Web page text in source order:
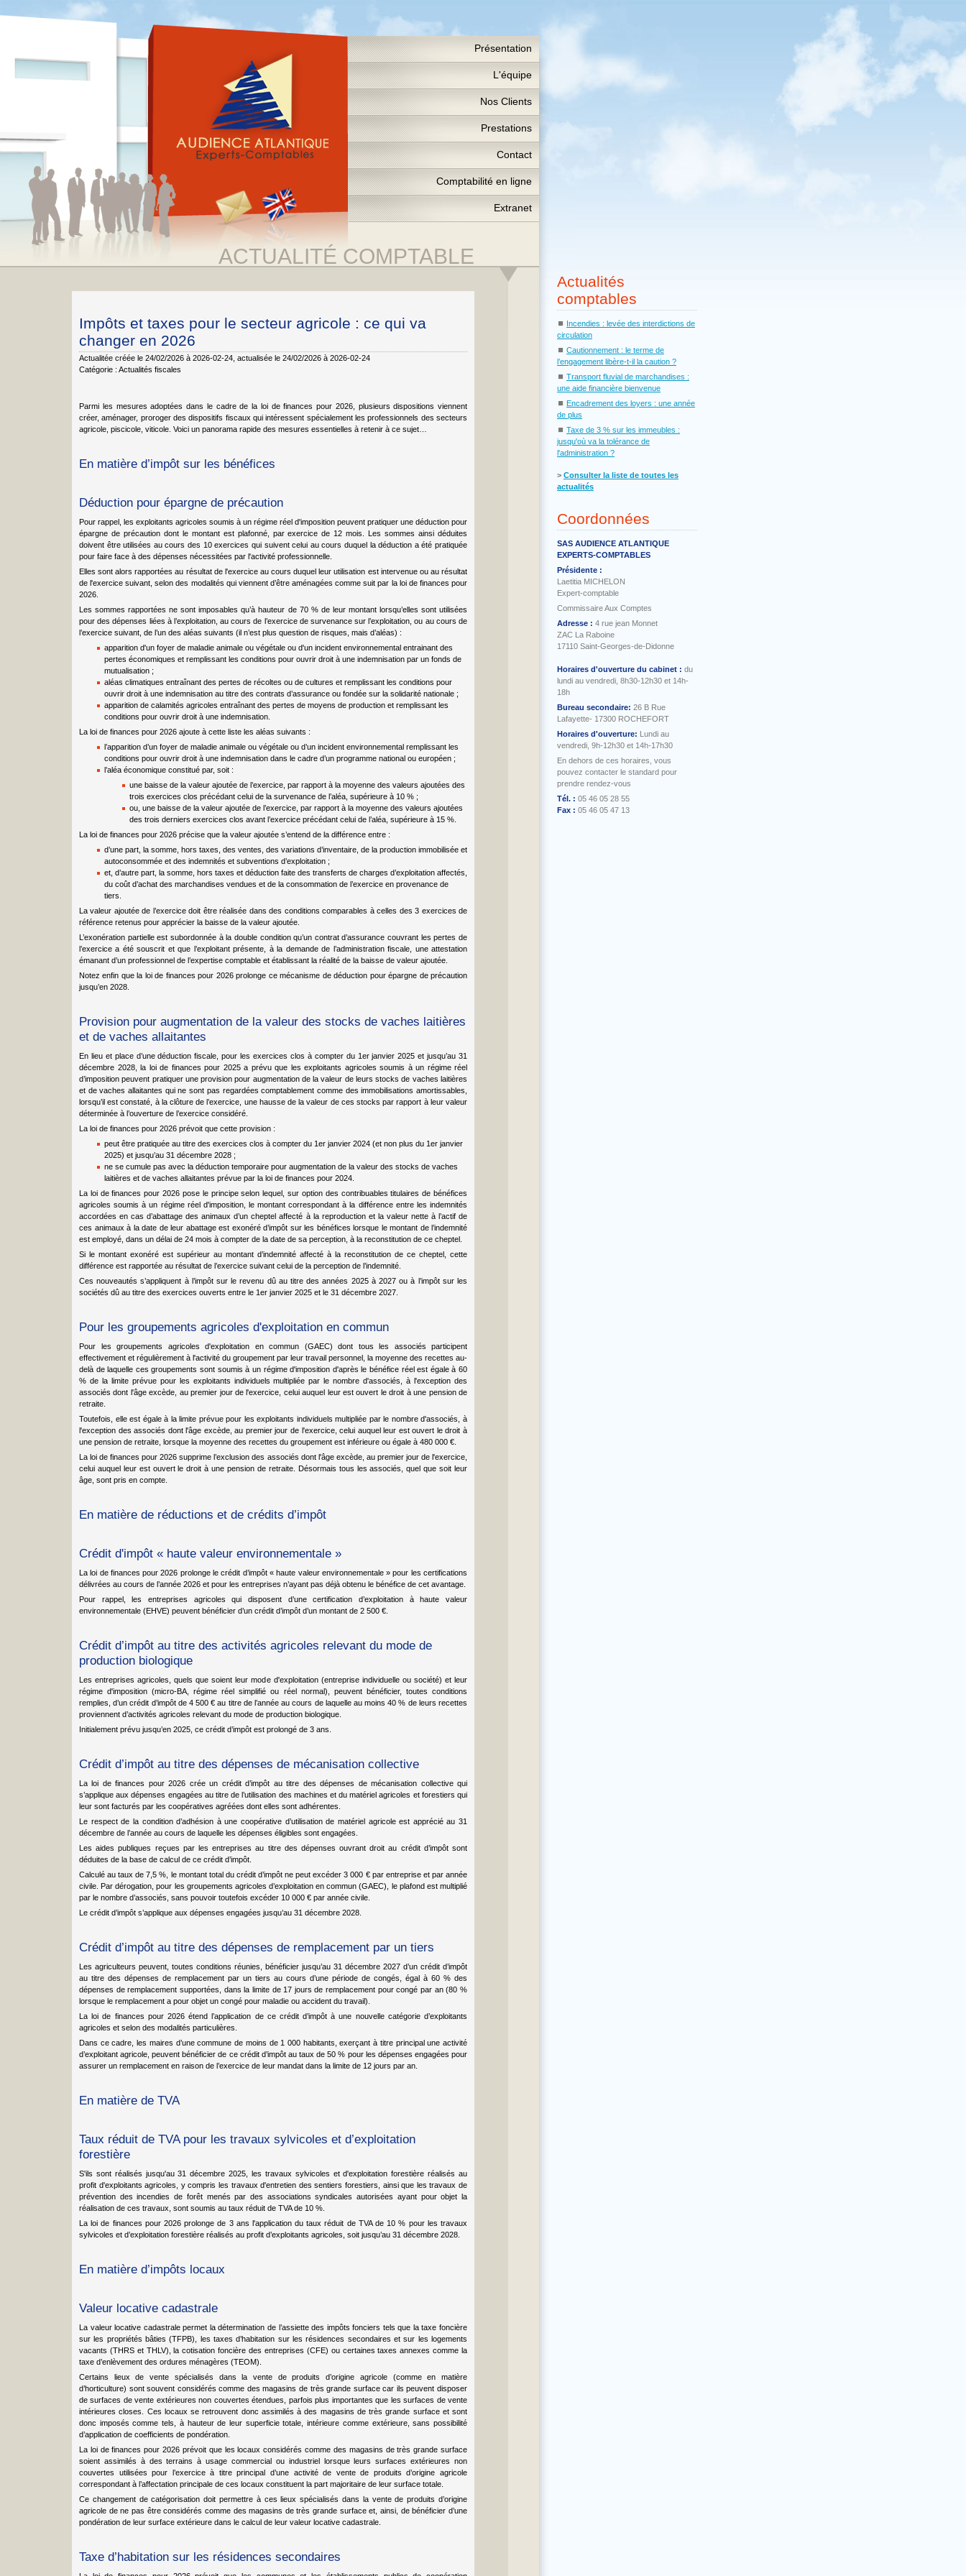
Présentation
L'équipe
Nos Clients
Prestations
Contact
Comptabilité en ligne
Extranet
ACTUALITÉ COMPTABLE
Impôts et taxes pour le secteur agricole : ce qui va
changer en 2026
Actualitée créée le 24/02/2026 à 2026-02-24 , actualisée le 24/02/2026 à 2026-02-24
Catégorie : Actualités fiscales
Parmi les mesures adoptées dans le cadre de la loi de finances pour 2026, plusieurs dispositions viennent
créer, aménager, proroger des dispositifs fiscaux qui intéressent spécialement les professionnels des secteurs
agricole, piscicole, viticole. Voici un panorama rapide des mesures essentielles à retenir à ce sujet…
En matière d’impôt sur les bénéfices
Déduction pour épargne de précaution
Pour rappel, les exploitants agricoles soumis à un régime réel d'imposition peuvent pratiquer une déduction pour
épargne de précaution dont le montant est plafonné, par exercice de 12 mois. Les sommes ainsi déduites
doivent être utilisées au cours des 10 exercices qui suivent celui au cours duquel la déduction a été pratiquée
pour faire face à des dépenses nécessitées par l'activité professionnelle.
Elles sont alors rapportées au résultat de l'exercice au cours duquel leur utilisation est intervenue ou au résultat
de l'exercice suivant, selon des modalités qui viennent d’être aménagées comme suit par la loi de finances pour
2026.
Les sommes rapportées ne sont imposables qu’à hauteur de 70 % de leur montant lorsqu’elles sont utilisées
pour des dépenses liées à l’exploitation, au cours de l’exercice de survenance sur l’exploitation, ou au cours de
l’exercice suivant, de l’un des aléas suivants (il n’est plus question de risques, mais d’aléas) :
apparition d'un foyer de maladie animale ou végétale ou d'un incident environnemental entrainant des
pertes économiques et remplissant les conditions pour ouvrir droit à une indemnisation par un fonds de
mutualisation ;
aléas climatiques entraînant des pertes de récoltes ou de cultures et remplissant les conditions pour
ouvrir droit à une indemnisation au titre des contrats d’assurance ou fondée sur la solidarité nationale ;
apparition de calamités agricoles entraînant des pertes de moyens de production et remplissant les
conditions pour ouvrir droit à une indemnisation.
La loi de finances pour 2026 ajoute à cette liste les aléas suivants :
l’apparition d’un foyer de maladie animale ou végétale ou d’un incident environnemental remplissant les
conditions pour ouvrir droit à une indemnisation dans le cadre d’un programme national ou européen ;
l’aléa économique constitué par, soit :
une baisse de la valeur ajoutée de l’exercice, par rapport à la moyenne des valeurs ajoutées des
trois exercices clos précédant celui de la survenance de l’aléa, supérieure à 10 % ;
ou, une baisse de la valeur ajoutée de l’exercice, par rapport à la moyenne des valeurs ajoutées
des trois derniers exercices clos avant l’exercice précédant celui de l’aléa, supérieure à 15 %.
La loi de finances pour 2026 précise que la valeur ajoutée s’entend de la différence entre :
d’une part, la somme, hors taxes, des ventes, des variations d’inventaire, de la production immobilisée et
autoconsommée et des indemnités et subventions d’exploitation ;
et, d’autre part, la somme, hors taxes et déduction faite des transferts de charges d’exploitation affectés,
du coût d’achat des marchandises vendues et de la consommation de l’exercice en provenance de
tiers.
La valeur ajoutée de l’exercice doit être réalisée dans des conditions comparables à celles des 3 exercices de
référence retenus pour apprécier la baisse de la valeur ajoutée.
L’exonération partielle est subordonnée à la double condition qu’un contrat d’assurance couvrant les pertes de
l’exercice a été souscrit et que l’exploitant présente, à la demande de l’administration fiscale, une attestation
émanant d’un professionnel de l’expertise comptable et établissant la réalité de la baisse de valeur ajoutée.
Notez enfin que la loi de finances pour 2026 prolonge ce mécanisme de déduction pour épargne de précaution
jusqu’en 2028.
Provision pour augmentation de la valeur des stocks de vaches laitières
et de vaches allaitantes
En lieu et place d’une déduction fiscale, pour les exercices clos à compter du 1er janvier 2025 et jusqu’au 31
décembre 2028, la loi de finances pour 2025 a prévu que les exploitants agricoles soumis à un régime réel
d’imposition peuvent pratiquer une provision pour augmentation de la valeur de leurs stocks de vaches laitières
et de vaches allaitantes qui ne sont pas regardées comptablement comme des immobilisations amortissables,
lorsqu’il est constaté, à la clôture de l’exercice, une hausse de la valeur de ces stocks par rapport à leur valeur
déterminée à l’ouverture de l’exercice considéré.
La loi de finances pour 2026 prévoit que cette provision :
peut être pratiquée au titre des exercices clos à compter du 1er janvier 2024 (et non plus du 1er janvier
2025) et jusqu’au 31 décembre 2028 ;
ne se cumule pas avec la déduction temporaire pour augmentation de la valeur des stocks de vaches
laitières et de vaches allaitantes prévue par la loi de finances pour 2024.
La loi de finances pour 2026 pose le principe selon lequel, sur option des contribuables titulaires de bénéfices
agricoles soumis à un régime réel d'imposition, le montant correspondant à la différence entre les indemnités
accordées en cas d’abattage des animaux d’un cheptel affecté à la reproduction et la valeur nette à l’actif de
ces animaux à la date de leur abattage est exonéré d’impôt sur les bénéfices lorsque le montant de l’indemnité
est employé, dans un délai de 24 mois à compter de la date de sa perception, à la reconstitution de ce cheptel.
Si le montant exonéré est supérieur au montant d’indemnité affecté à la reconstitution de ce cheptel, cette
différence est rapportée au résultat de l’exercice suivant celui de la perception de l’indemnité.
Ces nouveautés s’appliquent à l’impôt sur le revenu dû au titre des années 2025 à 2027 ou à l’impôt sur les
sociétés dû au titre des exercices ouverts entre le 1er janvier 2025 et le 31 décembre 2027.
Pour les groupements agricoles d'exploitation en commun
Pour les groupements agricoles d'exploitation en commun (GAEC) dont tous les associés participent
effectivement et régulièrement à l'activité du groupement par leur travail personnel, la moyenne des recettes au-
delà de laquelle ces groupements sont soumis à un régime d'imposition d'après le bénéfice réel est égale à 60
% de la limite prévue pour les exploitants individuels multipliée par le nombre d'associés, à l'exception des
associés dont l'âge excède, au premier jour de l'exercice, celui auquel leur est ouvert le droit à une pension de
retraite.
Toutefois, elle est égale à la limite prévue pour les exploitants individuels multipliée par le nombre d'associés, à
l'exception des associés dont l'âge excède, au premier jour de l'exercice, celui auquel leur est ouvert le droit à
une pension de retraite, lorsque la moyenne des recettes du groupement est inférieure ou égale à 480 000 €.
La loi de finances pour 2026 supprime l’exclusion des associés dont l'âge excède, au premier jour de l'exercice,
celui auquel leur est ouvert le droit à une pension de retraite. Désormais tous les associés, quel que soit leur
âge, sont pris en compte.
En matière de réductions et de crédits d’impôt
Crédit d'impôt « haute valeur environnementale »
La loi de finances pour 2026 prolonge le crédit d’impôt « haute valeur environnementale » pour les certifications
délivrées au cours de l’année 2026 et pour les entreprises n’ayant pas déjà obtenu le bénéfice de cet avantage.
Pour rappel, les entreprises agricoles qui disposent d’une certification d’exploitation à haute valeur
environnementale (EHVE) peuvent bénéficier d’un crédit d’impôt d’un montant de 2 500 €.
Crédit d’impôt au titre des activités agricoles relevant du mode de
production biologique
Les entreprises agricoles, quels que soient leur mode d'exploitation (entreprise individuelle ou société) et leur
régime d'imposition (micro-BA, régime réel simplifié ou réel normal), peuvent bénéficier, toutes conditions
remplies, d’un crédit d’impôt de 4 500 € au titre de l’année au cours de laquelle au moins 40 % de leurs recettes
proviennent d’activités agricoles relevant du mode de production biologique.
Initialement prévu jusqu’en 2025, ce crédit d’impôt est prolongé de 3 ans.
Crédit d’impôt au titre des dépenses de mécanisation collective
La loi de finances pour 2026 crée un crédit d’impôt au titre des dépenses de mécanisation collective qui
s’applique aux dépenses engagées au titre de l’utilisation des machines et du matériel agricoles et forestiers qui
leur sont facturés par les coopératives agréées dont elles sont adhérentes.
Le respect de la condition d’adhésion à une coopérative d’utilisation de matériel agricole est apprécié au 31
décembre de l’année au cours de laquelle les dépenses éligibles sont engagées.
Les aides publiques reçues par les entreprises au titre des dépenses ouvrant droit au crédit d’impôt sont
déduites de la base de calcul de ce crédit d’impôt.
Calculé au taux de 7,5 %, le montant total du crédit d’impôt ne peut excéder 3 000 € par entreprise et par année
civile. Par dérogation, pour les groupements agricoles d’exploitation en commun (GAEC), le plafond est multiplié
par le nombre d’associés, sans pouvoir toutefois excéder 10 000 € par année civile.
Le crédit d’impôt s’applique aux dépenses engagées jusqu’au 31 décembre 2028.
Crédit d’impôt au titre des dépenses de remplacement par un tiers
Les agriculteurs peuvent, toutes conditions réunies, bénéficier jusqu’au 31 décembre 2027 d’un crédit d’impôt
au titre des dépenses de remplacement par un tiers au cours d’une période de congés, égal à 60 % des
dépenses de remplacement supportées, dans la limite de 17 jours de remplacement pour congé par an (80 %
lorsque le remplacement a pour objet un congé pour maladie ou accident du travail).
La loi de finances pour 2026 étend l’application de ce crédit d’impôt à une nouvelle catégorie d’exploitants
agricoles et selon des modalités particulières.
Dans ce cadre, les maires d’une commune de moins de 1 000 habitants, exerçant à titre principal une activité
d’exploitant agricole, peuvent bénéficier de ce crédit d’impôt au taux de 50 % pour les dépenses engagées pour
assurer un remplacement en raison de l’exercice de leur mandat dans la limite de 12 jours par an.
En matière de TVA
Taux réduit de TVA pour les travaux sylvicoles et d’exploitation
forestière
S'ils sont réalisés jusqu'au 31 décembre 2025, les travaux sylvicoles et d'exploitation forestière réalisés au
profit d'exploitants agricoles, y compris les travaux d'entretien des sentiers forestiers, ainsi que les travaux de
prévention des incendies de forêt menés par des associations syndicales autorisées ayant pour objet la
réalisation de ces travaux, sont soumis au taux réduit de TVA de 10 %.
La loi de finances pour 2026 prolonge de 3 ans l'application du taux réduit de TVA de 10 % pour les travaux
sylvicoles et d’exploitation forestière réalisés au profit d’exploitants agricoles, soit jusqu’au 31 décembre 2028.
En matière d’impôts locaux
Valeur locative cadastrale
La valeur locative cadastrale permet la détermination de l’assiette des impôts fonciers tels que la taxe foncière
sur les propriétés bâties (TFPB), les taxes d’habitation sur les résidences secondaires et sur les logements
vacants (THRS et THLV), la cotisation foncière des entreprises (CFE) ou certaines taxes annexes comme la
taxe d’enlèvement des ordures ménagères (TEOM).
Certains lieux de vente spécialisés dans la vente de produits d’origine agricole (comme en matière
d’horticulture) sont souvent considérés comme des magasins de très grande surface car ils peuvent disposer
de surfaces de vente extérieures non couvertes étendues, parfois plus importantes que les surfaces de vente
intérieures closes. Ces locaux se retrouvent donc assimilés à des magasins de très grande surface et sont
donc imposés comme tels, à hauteur de leur superficie totale, intérieure comme extérieure, sans possibilité
d’application de coefficients de pondération.
La loi de finances pour 2026 prévoit que les locaux considérés comme des magasins de très grande surface
soient assimilés à des terrains à usage commercial ou industriel lorsque leurs surfaces extérieures non
couvertes utilisées pour l’exercice à titre principal d’une activité de vente de produits d’origine agricole
correspondant à l’affectation principale de ces locaux constituent la part majoritaire de leur surface totale.
Ce changement de catégorisation doit permettre à ces lieux spécialisés dans la vente de produits d’origine
agricole de ne pas être considérés comme des magasins de très grande surface et, ainsi, de bénéficier d’une
pondération de leur surface extérieure dans le calcul de leur valeur locative cadastrale.
Taxe d’habitation sur les résidences secondaires
Actualités
comptables
⏹ Incendies : levée des interdictions de
circulation
⏹ Cautionnement : le terme de
l’engagement libère-t-il la caution ?
⏹ Transport fluvial de marchandises :
une aide financière bienvenue
⏹ Encadrement des loyers : une année
de plus
⏹ Taxe de 3 % sur les immeubles :
jusqu'où va la tolérance de
l'administration ?
˃ Consulter la liste de toutes les
actualités
Coordonnées
SAS AUDIENCE ATLANTIQUE
EXPERTS-COMPTABLES
Présidente :
Laetitia MICHELON
Expert-comptable
Commissaire Aux Comptes
Adresse : 4 rue jean Monnet
ZAC La Raboine
17110 Saint-Georges-de-Didonne
Horaires d'ouverture du cabinet : du
lundi au vendredi, 8h30-12h30 et 14h-
18h
Bureau secondaire: 26 B Rue
Lafayette- 17300 ROCHEFORT
Horaires d'ouverture: Lundi au
vendredi, 9h-12h30 et 14h-17h30
En dehors de ces horaires, vous
pouvez contacter le standard pour
prendre rendez-vous
Tél. : 05 46 05 28 55
Fax : 05 46 05 47 13